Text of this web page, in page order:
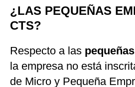
¿LAS PEQUEÑAS
CTS?
Respecto a las
la empresa no está
de Micro y Pequeña